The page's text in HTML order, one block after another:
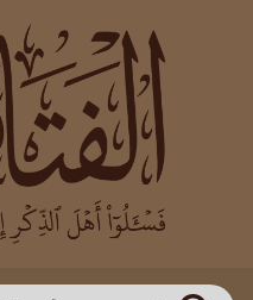
العالم
بن باز
بن
اللجنة الدائمة